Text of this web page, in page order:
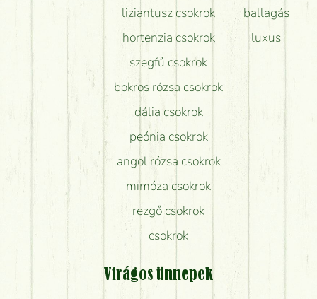
liziantusz csokrok
hortenzia csokrok
szegfű csokrok
bokros rózsa csokrok
dália csokrok
peónia csokrok
angol rózsa csokrok
mimóza csokrok
rezgő csokrok
csokrok
ballagás
luxus
Virágos ünnepek